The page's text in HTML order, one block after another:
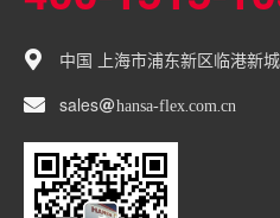
中国 上海市浦东新区临港新
sales
hansa-flex com cn